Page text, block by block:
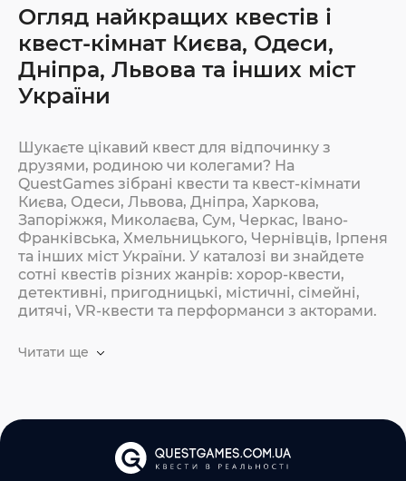
Огляд найкращих квестів і
квест-кімнат Києва, Одеси,
Дніпра, Львова та інших міст
України
Шукаєте цікавий квест для відпочинку з
друзями, родиною чи колегами? На
QuestGames зібрані квести та квест-кімнати
Києва, Одеси, Львова, Дніпра, Харкова,
Запоріжжя, Миколаєва, Сум, Черкас, Івано-
Франківська, Хмельницького, Чернівців, Ірпеня
та інших міст України. У каталозі ви знайдете
сотні квестів різних жанрів: хорор-квести,
детективні, пригодницькі, містичні, сімейні,
дитячі, VR-квести та перформанси з акторами.
Читати ще